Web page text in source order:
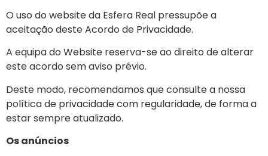
O uso do website da Esfera Real pressupõe a
aceitação deste Acordo de Privacidade.
A equipa do Website reserva-se ao direito de alterar
este acordo sem aviso prévio.
Deste modo, recomendamos que consulte a nossa
política de privacidade com regularidade, de forma a
estar sempre atualizado.
Os anúncios